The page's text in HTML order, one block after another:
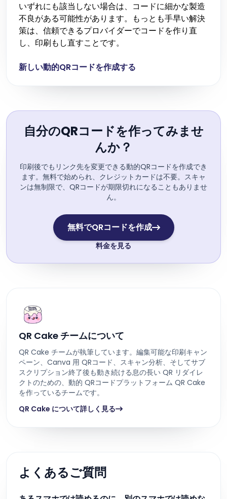
いずれにも該当しない場合は、コードに細かな製造
不良がある可能性があります。もっとも手早い解決
策は、信頼できるプロバイダーでコードを作り直
し、印刷もし直すことです。
新しい動的QRコードを作成する
自分のQRコードを作ってみませ
んか？
印刷後でもリンク先を変更できる動的QRコードを作成でき
ます。無料で始められ、クレジットカードは不要。スキャ
ンは無制限で、QRコードが期限切れになることもありませ
ん。
無料でQRコードを作成
料金を見る
QR Cake チームについて
QR Cake チームが執筆しています。編集可能な印刷キャン
ペーン、Canva 用 QRコード、スキャン分析、そしてサブ
スクリプション終了後も動き続ける息の長い QR リダイレ
クトのための、動的 QRコードプラットフォーム QR Cake
を作っているチームです。
QR Cake について詳しく見る
よくあるご質問